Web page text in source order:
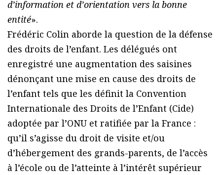
d’information et d’orientation vers la bonne
entité».
Frédéric Colin aborde la question de la défense
des droits de l’enfant. Les délégués ont
enregistré une augmentation des saisines
dénonçant une mise en cause des droits de
l’enfant tels que les définit la Convention
Internationale des Droits de l’Enfant (Cide)
adoptée par l’ONU et ratifiée par la France :
qu’il s’agisse du droit de visite et/ou
d’hébergement des grands-parents, de l’accès
à l’école ou de l’atteinte à l’intérêt supérieur